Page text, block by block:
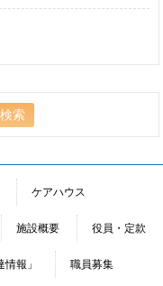
ケアハウス
施設概要 役員・定款
報」 職員募集